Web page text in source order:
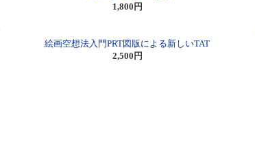
1,800円
絵画空想法入門PRT図版による新しいTAT
2,500円